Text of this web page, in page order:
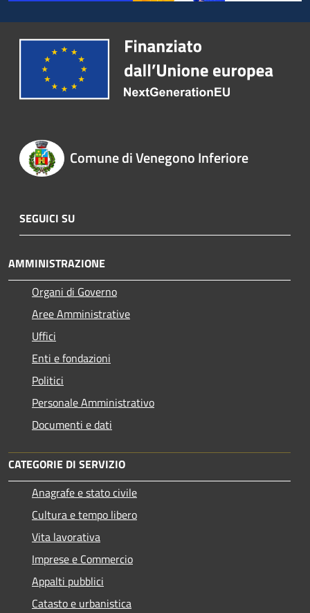
Comune di Venegono Inferiore
SEGUICI SU
AMMINISTRAZIONE
Organi di Governo
Aree Amministrative
Uffici
Enti e fondazioni
Politici
Personale Amministrativo
Documenti e dati
CATEGORIE DI SERVIZIO
Anagrafe e stato civile
Cultura e tempo libero
Vita lavorativa
Imprese e Commercio
Appalti pubblici
Catasto e urbanistica